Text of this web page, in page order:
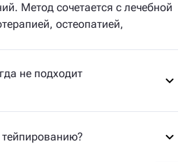
Метод сочетается с лечебной
остеопатией,
не подходит
тейпированию?